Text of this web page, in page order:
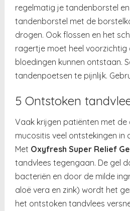
regelmatig je tandenborstel
tandenborstel met de
drogen. Ook flossen en het
ragertje moet heel voorzichtig
bloedingen kunnen ontstaan.
tandenpoetsen te pijnlijk.
5 Ontstoken
Vaak krijgen patiënten met
mucositis veel ontstekingen in
Met Oxyfresh Super Relief
tandvlees tegengaan. De gel
bacteriën en door de milde
aloë vera en zink) wordt het
het ontstoken tandvlees